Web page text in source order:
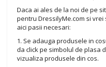
Daca ai ales de la noi de pe
pentru DressilyMe.com si vrei
aici pasii necesari:
1. Se adauga produsele in
da click pe simbolul de plasa
vizualiza produsele din cos.